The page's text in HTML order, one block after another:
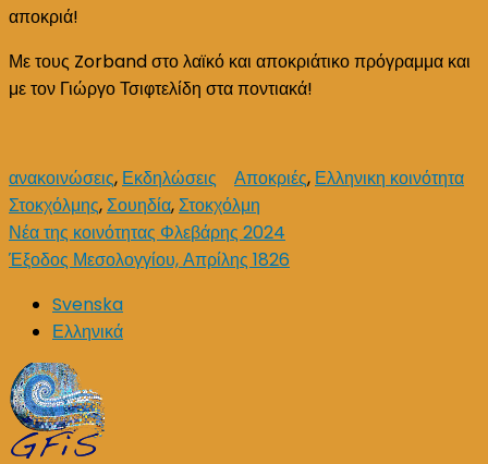
ώρα
αποκριά!
Με τους Zorband στο λαϊκό και αποκριάτικο πρόγραμμα και
με τον Γιώργο Τσιφτελίδη στα ποντιακά!
ανακοινώσεις, Εκδηλώσεις Αποκριές, Ελληνικη κοινότητα
Στοκχόλμης,Σουηδία,Στοκχόλμη
Post
navigation
Νέα της κοινότητας Φλεβάρης 2024
Έξοδος Μεσολογγίου, Απρίλης 1826
Svenska
Ελληνικά